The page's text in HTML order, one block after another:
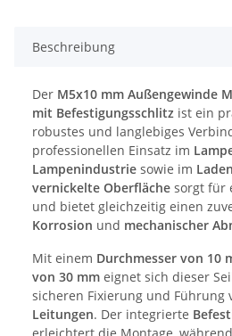
Beschreibung
Der M5x10 mm Außengewinde
mit Befestigungsschlitz ist ein
robustes und langlebiges
professionellen Einsatz im
Lampenindustrie sowie im
vernickelte Oberfläche sorgt für
und bietet gleichzeitig einen
Korrosion und mechanischer
Mit einem Durchmesser von 10
von 30 mm eignet sich dieser
sicheren Fixierung und Führung
Leitungen. Der integrierte